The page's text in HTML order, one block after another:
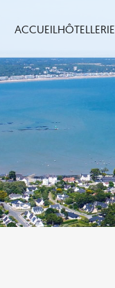
ACCUEILHÔTELLERIE